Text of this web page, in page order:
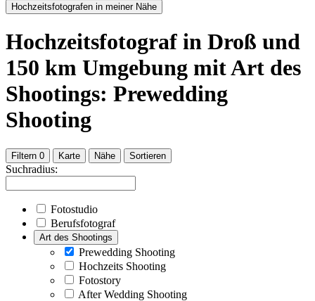
Hochzeitsfotografen in meiner Nähe
Hochzeitsfotograf in Droß und
150 km Umgebung mit Art des
Shootings: Prewedding
Shooting
Filtern 0 Karte Nähe Sortieren
Suchradius:
Fotostudio
Berufsfotograf
Art des Shootings
Prewedding Shooting
Hochzeits Shooting
Fotostory
After Wedding Shooting